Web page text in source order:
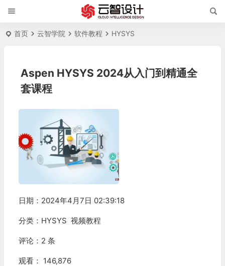
首页 云智学院 软件教程 HYSYS
Aspen HYSYS 2024从入门到精通全
套课程
日期：2024年4月7日 02:39:18
分类： HYSYS 视频教程
评论： 2 条
观看： 146,876